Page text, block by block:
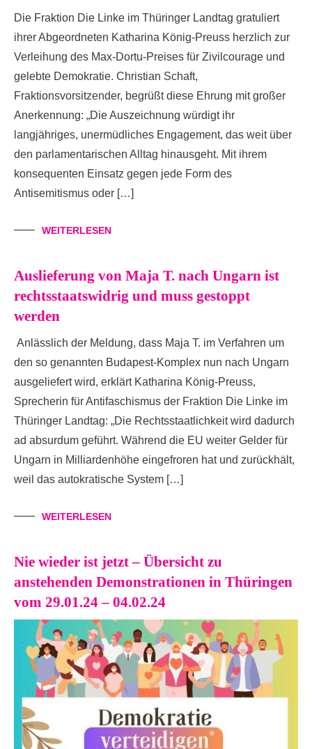
Die Fraktion Die Linke im Thüringer Landtag gratuliert
ihrer Abgeordneten Katharina König-Preuss herzlich zur
Verleihung des Max-Dortu-Preises für Zivilcourage und
gelebte Demokratie. Christian Schaft,
Fraktionsvorsitzender, begrüßt diese Ehrung mit großer
Anerkennung: „Die Auszeichnung würdigt ihr
langjähriges, unermüdliches Engagement, das weit über
den parlamentarischen Alltag hinausgeht. Mit ihrem
konsequenten Einsatz gegen jede Form des
Antisemitismus oder […]
WEITERLESEN
Auslieferung von Maja T. nach Ungarn ist
rechtsstaatswidrig und muss gestoppt
werden
Anlässlich der Meldung, dass Maja T. im Verfahren um
den so genannten Budapest-Komplex nun nach Ungarn
ausgeliefert wird, erklärt Katharina König-Preuss,
Sprecherin für Antifaschismus der Fraktion Die Linke im
Thüringer Landtag: „Die Rechtsstaatlichkeit wird dadurch
ad absurdum geführt. Während die EU weiter Gelder für
Ungarn in Milliardenhöhe eingefroren hat und zurückhält,
weil das autokratische System […]
WEITERLESEN
Nie wieder ist jetzt – Übersicht zu
anstehenden Demonstrationen in Thüringen
vom 29.01.24 – 04.02.24